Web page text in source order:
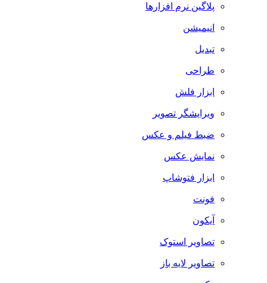
پلاگین نرم افزارها
انیمیشن
تبدیل
طراحی
ابزار فلش
ویرایشگر تصویر
ضبط فيلم و عكس
نمایش عکس
ابزار فتوشاپ
فونت
آیکون
تصاویر استوک
تصاویر لایه باز